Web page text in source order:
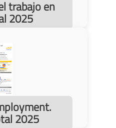
trabajo en
2025
2025